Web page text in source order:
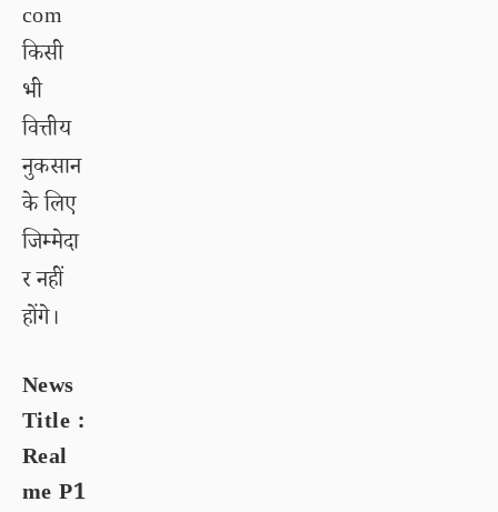
com
किसी
भी
वित्तीय
नुकसान
के लिए
जिम्मेदा
र नहीं
होंगे।
News
Title :
Real
me P1